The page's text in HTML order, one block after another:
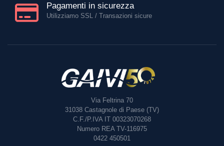
Pagamenti in sicurezza
Utilizziamo SSL / Transazioni sicure
Via Feltrina 70
31038 Castagnole di Paese (TV)
C.F./P.IVA IT 00323070268
Numero REA TV-116975
0422 450501